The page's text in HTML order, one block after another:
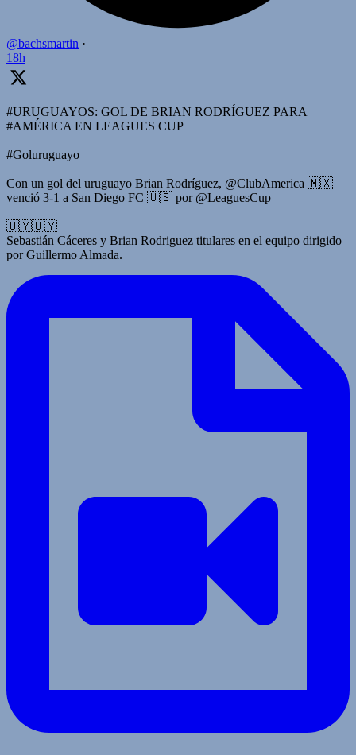
@bachsmartin ·
18h
#URUGUAYOS: GOL DE BRIAN RODRÍGUEZ PARA
#AMÉRICA EN LEAGUES CUP
#Goluruguayo
Con un gol del uruguayo Brian Rodríguez, @ClubAmerica 🇲🇽
venció 3-1 a San Diego FC 🇺🇸 por @LeaguesCup
🇺🇾🇺🇾
Sebastián Cáceres y Brian Rodriguez titulares en el equipo dirigido
por Guillermo Almada.